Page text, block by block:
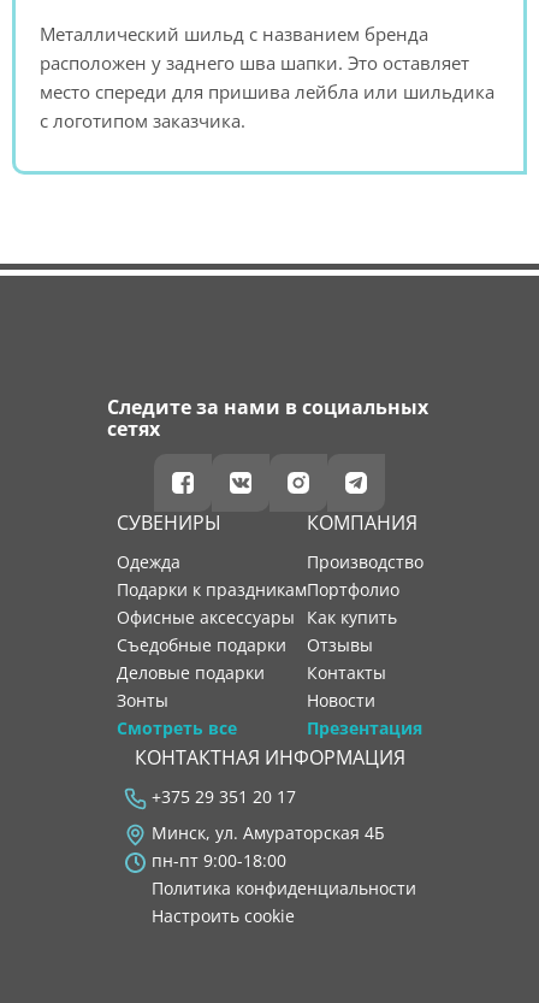
Металлический шильд с названием бренда
расположен у заднего шва шапки. Это оставляет
место спереди для пришива лейбла или шильдика
с логотипом заказчика.
Следите за нами в социальных
сетях
СУВЕНИРЫ
Одежда
Подарки к праздникам
Офисные аксессуары
Съедобные подарки
Деловые подарки
Зонты
Смотреть все
КОМПАНИЯ
производство
портфолио
как купить
отзывы
контакты
новости
Презентация
КОНТАКТНАЯ ИНФОРМАЦИЯ
+375 29 351 20 17
Минск, ул. Амураторская 4Б
пн-пт 9:00-18:00
Политика конфиденциальности
Настроить cookie